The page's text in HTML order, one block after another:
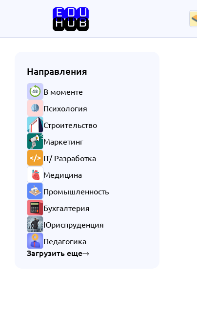
Направления
В моменте
Психология
Строительство
Маркетинг
IT/ Разработка
Медицина
Промышленность
Бухгалтерия
Юриспруденция
Педагогика
Загрузить еще